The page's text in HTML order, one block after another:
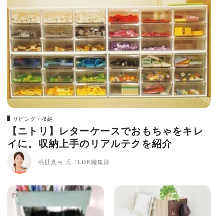
リビング・収納
【ニトリ】レターケースでおもちゃをキレ
イに。収納上手のリアルテクを紹介
桃世真弓 氏 LDK編集部